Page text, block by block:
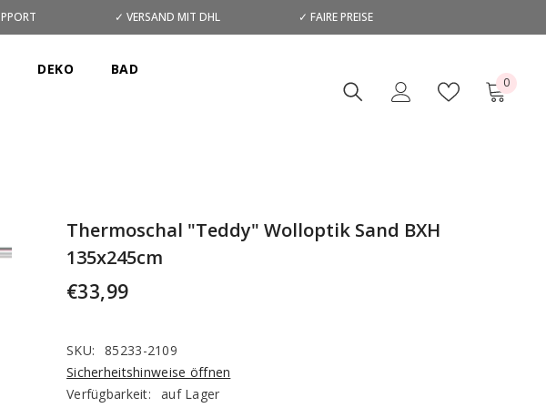
✓ VERSAND MIT DHL ✓ FAIRE PREISE
DEKO BAD
00
Thermoschal "Teddy" Wolloptik Sand BXH
135x245cm
€33,99
SKU:
85233-2109
Sicherheitshinweise öffnen
Verfügbarkeit:
auf Lager